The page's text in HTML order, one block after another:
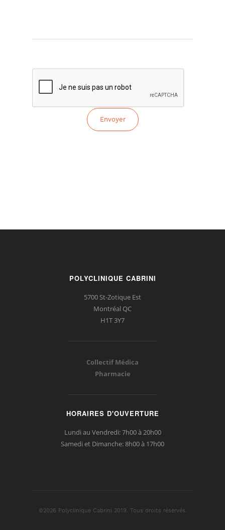
POLYCLINIQUE CABRINI
5700 St-Zotique Est
Montréal QC
H1T 3Y7
Collectif Médica
Pharmacie
HORAIRES D'OUVERTURE
Lundi au Vendredi: 7h00 à 20h00
Samedi et Dimanche: 8h00 à 17h00
©2026 Polyclinique Cabrini 2019. Tous droits réservés.